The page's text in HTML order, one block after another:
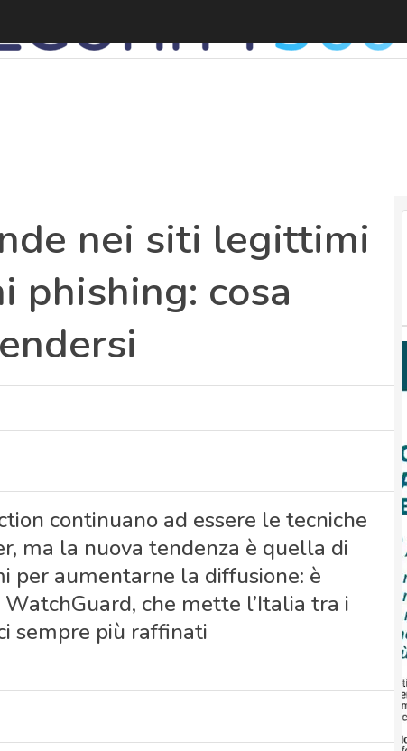
nei siti legittimi
phishing: cosa
continuano ad essere le tecniche
ma la nuova tendenza è quella di
per aumentarne la diffusione: è
che mette l’Italia tra i
sempre più raffinati